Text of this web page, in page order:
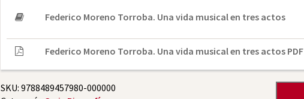
20,00€
hasta
Federico Moreno Torroba. Una vida musical en tres actos
Federico Moreno Torroba. Una vida musical en tres actos PDF
SKU: 9788489457980-000000